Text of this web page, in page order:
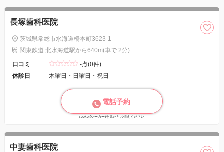
長塚歯科医院
茨城県常総市水海道橋本町3623-1
関東鉄道 北水海道駅から640m(車で 2分)
口コミ
-点(0件)
休診日
木曜日・日曜日・祝日
電話予約
seeker(シーカー)を見たとお伝えください
中妻歯科医院